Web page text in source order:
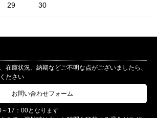
29 30
在庫状況、納期などご不明な点がございましたら、
ださい
お問い合わせフォーム
17：00となります